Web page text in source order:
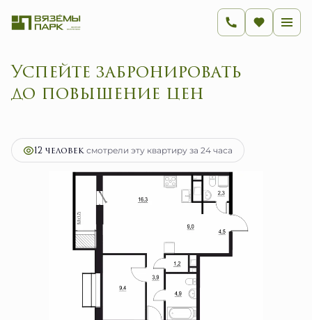
Успейте забронировать
до повышение
3-комнатная65.1 м2
12 человексмотрели эту квартиру за 24 часа